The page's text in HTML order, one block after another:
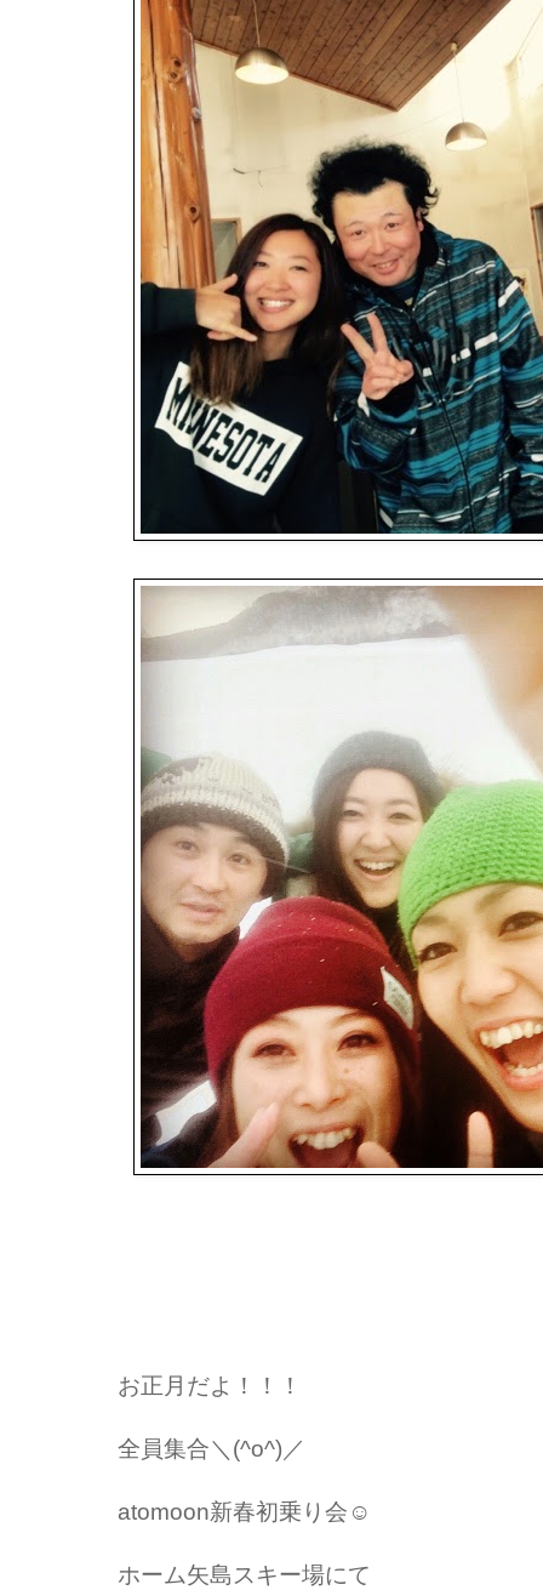
お正月だよ！！！
全員集合＼(^o^)／
atomoon新春初乗り会☺︎
ホーム矢島スキー場にて